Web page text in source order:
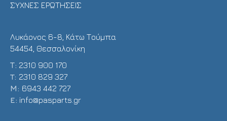
ΣΥΧΝΕΣ ΕΡΩΤΗΣΕΙΣ
Λυκάονος 6-8, Κάτω Τούμπα
54454, Θεσσαλονίκη
Τ: 2310 900 170
T: 2310 829 327
Μ: 6943 442 727
E: info@pasparts.gr